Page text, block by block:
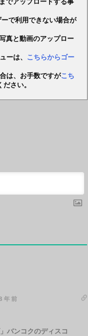
で利用できない場合が
真と動画のアップロー
ーは、 こちらからゴー
は、お手数ですがこち
さい。
年 前
バンコクのディスコ